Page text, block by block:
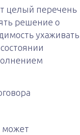
целый перечень
решение о
ухаживать
может